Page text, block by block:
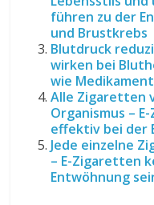
führen zu der
und Brustkrebs
Blutdruck
wirken bei
wie
Alle Zigaretten
Organismus –
effektiv bei der
Jede einzelne
– E-Zigaretten
Entwöhnung